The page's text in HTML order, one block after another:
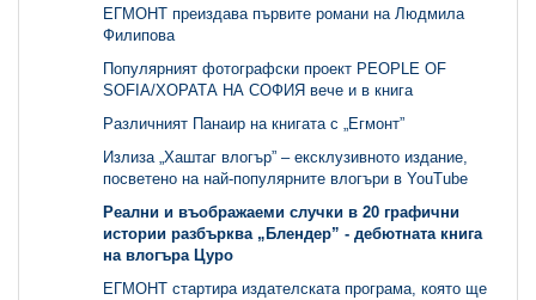
ЕГМОНТ преиздава първите романи на Людмила
Филипова
Популярният фотографски проект PEOPLE OF
SOFIA/ХОРАТА НА СОФИЯ вече и в книга
Различният Панаир на книгата с „Егмонт”
Излиза „Хаштаг влогър” – ексклузивното издание,
посветено на най-популярните влогъри в YouTube
Реални и въображаеми случки в 20 графични
истории разбърква „Блендер” - дебютната книга
на влогъра Цуро
ЕГМОНТ стартира издателската програма, която ще